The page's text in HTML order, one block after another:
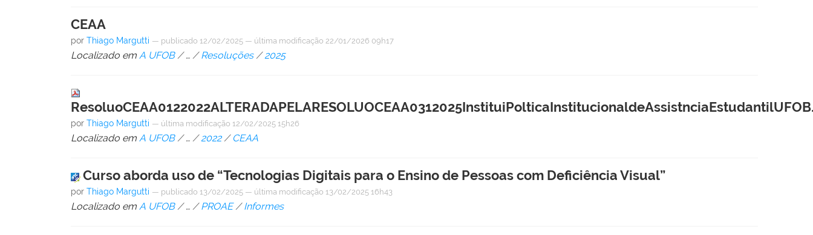
CEAA
porThiago Margutti — publicado 12/02/2025 — última modificação 22/01/2026 09h17
Localizado em A UFOB /…/Resoluções /2025
porThiago Margutti — última modificação 12/02/2025 15h26
Localizado em A UFOB /…/2022 / CEAA
Curso aborda uso de “Tecnologias Digitais para o Ensino de Pessoas com Deficiência Visual”
porThiago Margutti — publicado 13/02/2025 — última modificação 13/02/2025 16h43
Localizado em A UFOB /…/PROAE /Informes